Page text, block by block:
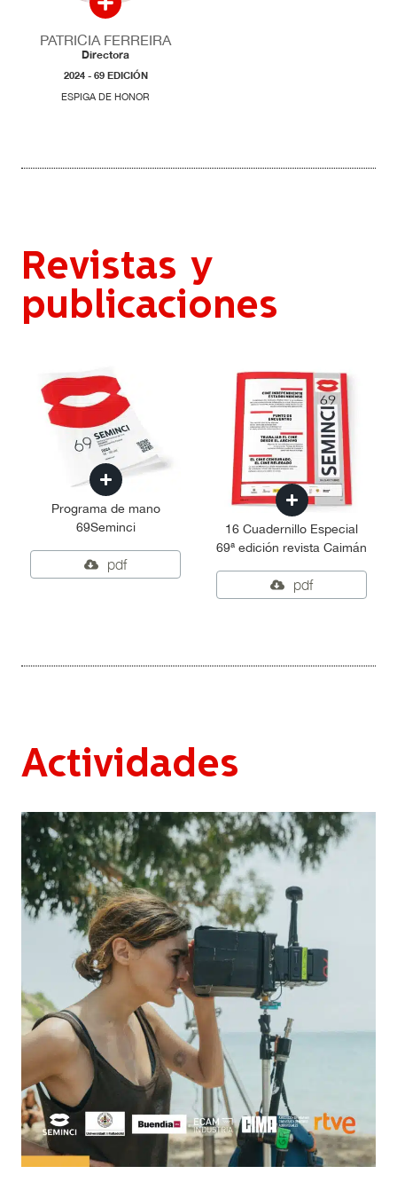
PATRICIA FERREIRA
Directora
2024 - 69 EDICIÓN
ESPIGA DE HONOR
Revistas y
publicaciones
Programa de mano
69Seminci
pdf
16 Cuadernillo Especial
69ª edición revista Caimán
pdf
Actividades